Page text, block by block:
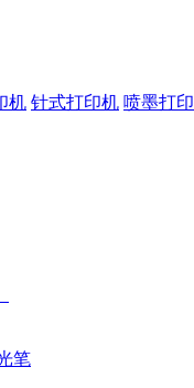
机 针式打印机 喷墨打
笔